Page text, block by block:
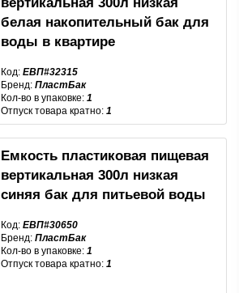
белая накопительный бак для
воды в квартире
Код: ЕВП#32315
Бренд: ПластБак
Кол-во в упаковке: 1
Отпуск товара кратно: 1
Емкость пластиковая пищевая
вертикальная 300л низкая
синяя бак для питьевой воды
Код: ЕВП#30650
Бренд: ПластБак
Кол-во в упаковке: 1
Отпуск товара кратно: 1